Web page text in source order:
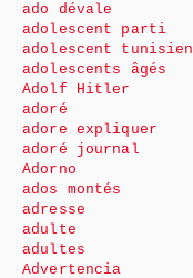
ado dévale
adolescent parti
adolescent tunisien
adolescents âgés
Adolf Hitler
adoré
adore expliquer
adoré journal
Adorno
ados montés
adresse
adulte
adultes
Advertencia